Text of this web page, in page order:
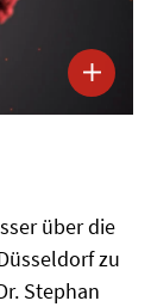
über die
zu
Stephan